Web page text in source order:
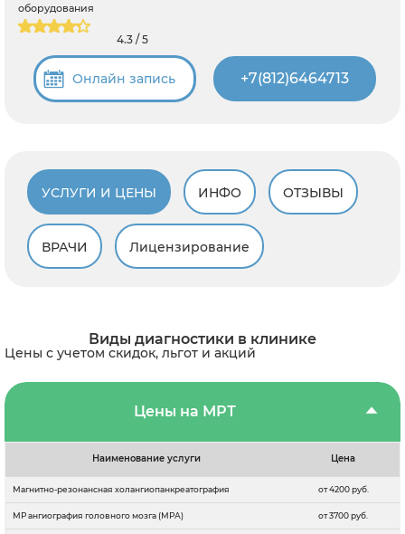
оборудования
4.3 / 5
Онлайн запись +7(812)6464713
УСЛУГИ И ЦЕНЫ ИНФО ОТЗЫВЫ
ВРАЧИ Лицензирование
Виды диагностики в клинике
Цены с учетом скидок, льгот и акций
Цены на МРТ
Наименование услуги Цена
Магнитно-резонансная холангиопанкреатография от 4200 руб.
МР ангиография головного мозга (МРА) от 3700 руб.